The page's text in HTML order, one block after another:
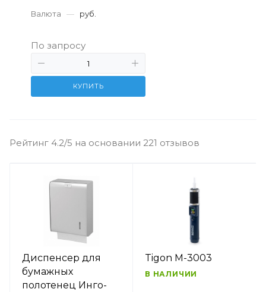
Валюта — руб.
По запросу
КУПИТЬ
Рейтинг 4.2/5 на основании 221 отзывов
Диспенсер для
бумажных
полотенец Инго-
Tigon M-3003
В НАЛИЧИИ